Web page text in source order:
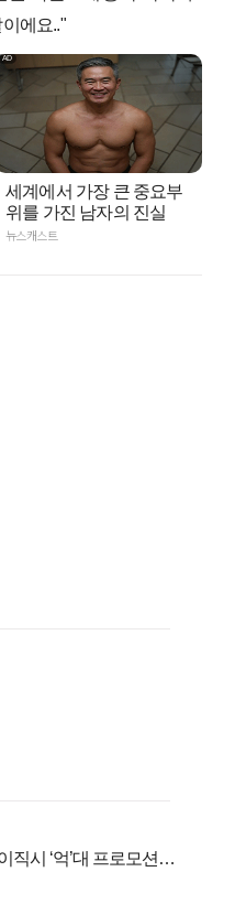
에요.."
세계에서 가장 큰 중요부
위를 가진 남자의 진실
뉴스캐스트
직시 ‘억’대 프로모션!